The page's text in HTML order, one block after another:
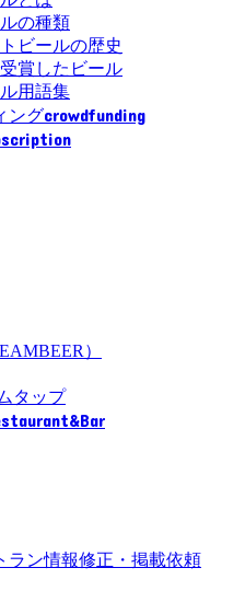
の種類
ビールの歴史
賞したビール
用語集
ングcrowdfunding
）
タップ
ラン情報修正・掲載依頼